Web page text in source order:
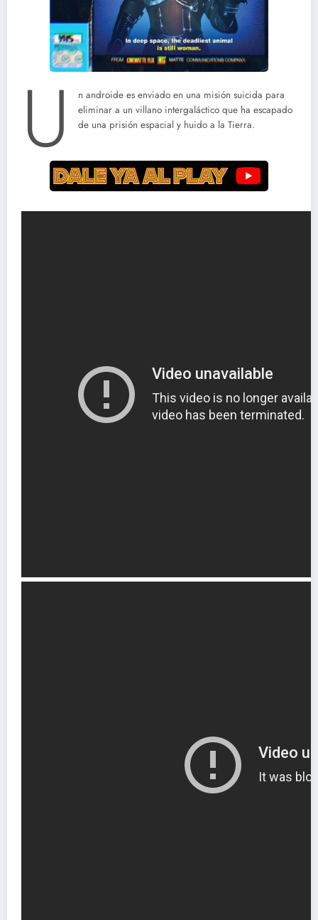
U
n androide es enviado en una misión suicida para
eliminar a un villano intergaláctico que ha escapado
de una prisión espacial y huido a la Tierra.